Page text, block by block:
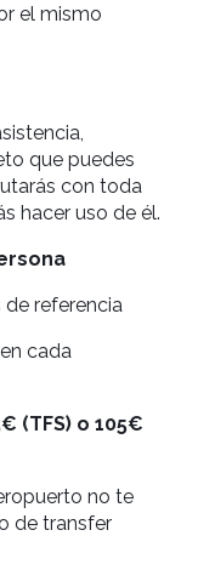
el mismo
que puedes
con toda
hacer uso de él.
referencia
cada
(TFS) o 105€
no te
de transfer